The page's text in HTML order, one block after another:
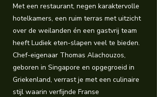
Met een restaurant, negen karaktervolle
hotelkamers, een ruim terras met uitzicht
over de weilanden én een gastvrij team
heeft Ludiek eten-slapen veel te bieden.
Chef-eigenaar Thomas Alachouzos,
geboren in Singapore en opgegroeid in
Griekenland, verrast je met een culinaire
stijl waarin verfijnde Franse